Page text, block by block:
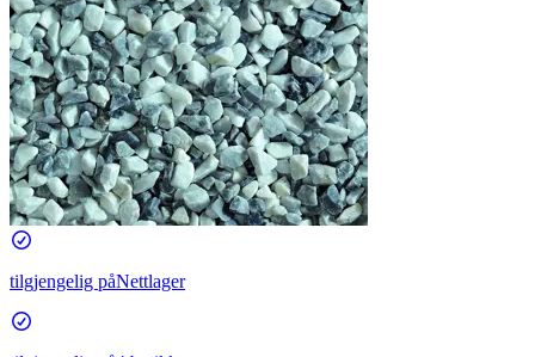
tilgjengelig påNettlager